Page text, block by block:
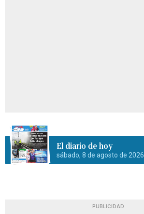
El diario de hoy
sábado, 8 de agosto de 2026
PUBLICIDAD